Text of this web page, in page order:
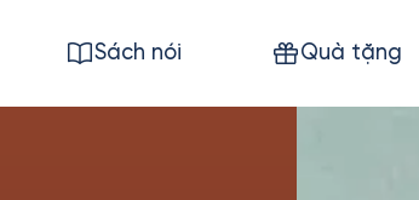
Sách nói Quà tặng